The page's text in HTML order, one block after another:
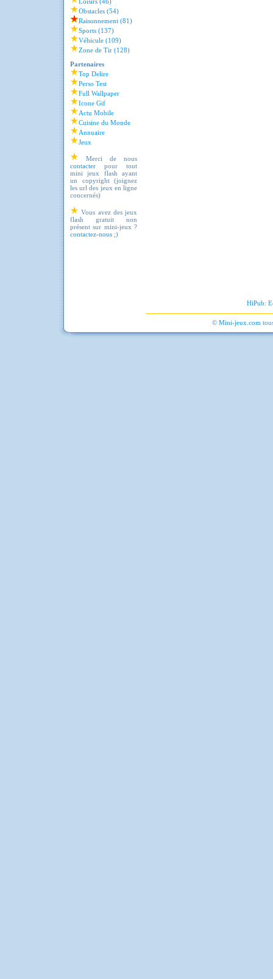
Obstacles (54)
Raisonnement (81)
Sports (137)
Véhicule (109)
Zone de Tir (128)
Partenaires
Top Delire
Perso Test
Full Wallpaper
Icone Gif
Actu Mobile
Cuisine du Monde
Annuaire
Jeux
Merci de nous
contacter pour tout
mini jeux flash ayant
un copyright (joignez
les url des jeux en ligne
concernés)
Vous avez des jeux
flash gratuit non
présent sur mini-jeux ?
contactez-nous ;)
HiPub:
© Mini-jeux.com